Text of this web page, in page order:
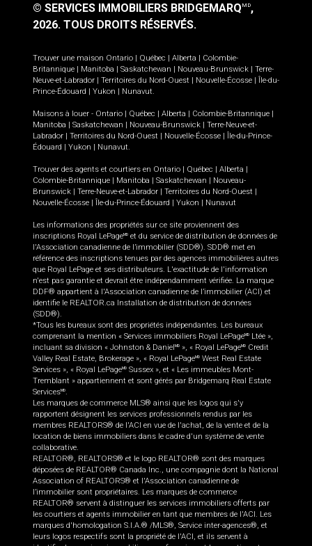
© SERVICES IMMOBILIERS BRIDGEMARQ MD,
2026. TOUS DROITS RÉSERVÉS.
Trouver une maison Ontario Québec Alberta
Colombie-
Britannique
Manitoba Saskatchewan Nouveau-Brunswick
Terre-
Neuve-et-Labrador
Territoires du Nord-Ouest Nouvelle-Écosse
Île-du-
Prince-Édouard
Yukon Nunavut.
Maisons à louer - Ontario Québec Alberta Colombie-Britannique
Manitoba
Saskatchewan Nouveau-Brunswick
Terre-Neuve-et-
Labrador
Territoires du Nord-Ouest Nouvelle-Écosse
Île-du-Prince-
Édouard
Yukon Nunavut.
Trouver des agents et courtiers en Ontario Québec Alberta
Colombie-Britannique
Manitoba Saskatchewan
Nouveau-
Brunswick
Terre-Neuve-et-Labrador Territoires du Nord-Ouest
Nouvelle-Écosse
Île-du-Prince-Édouard Yukon Nunavut
Les informations des propriétés sur ce site proviennent des
inscriptions Royal LePageMD et du service de distribution de données de
l'Association canadienne de l’immobilier (SDD®). SDD® met en
référence des inscriptions tenues par des agences immobilières autres
que Royal LePage et ses distributeurs. L'exactitude de l'information
n'est pas garantie et devrait être indépendamment vérifiée. La marque
DDF® appartient à l'Association canadienne de l’immobilier (ACI) et
identifie le REALTOR.ca Installation de distribution de données
(SDD®).
*Tous les bureaux sont des propriétés indépendantes. Les bureaux
comprenant la mention « Services immobiliers Royal LePageMD
Ltée »,
incluant sa division « Johnston & Daniel MD », « Royal LePageMD
Credit
Valley Real Estate, Brokerage », « Royal LePageMD West Real Estate
Services », « Royal LePageMD Sussex », et « Les immeubles Mont-
Tremblant » appartiennent et sont gérés par Bridgemarq Real Estate
ServicesMD.
Les marques de commerce MLS® ainsi que les logos qui s'y
rapportent désignent les services professionnels rendus par les
membres REALTORS® de l'ACI en vue de l'achat, de la vente et de la
location de biens immobiliers dans le cadre d'un système de vente
collaborative.
REALTOR®, REALTORS® et le logo REALTOR® sont des marques
déposées de REALTOR® Canada Inc., une compagnie dont la National
Association of REALTORS® et l'Association canadienne de
l’immobilier sont propriétaires. Les marques de commerce
REALTOR® servent à distinguer les services immobiliers offerts par
les courtiers et agents immobilier en tant que membres de l'ACI. Les
marques d'homologation S.I.A.® /MLS®, Service inter-agences®, et
leurs logos respectifs sont la propriété de l'ACI, et ils servent à